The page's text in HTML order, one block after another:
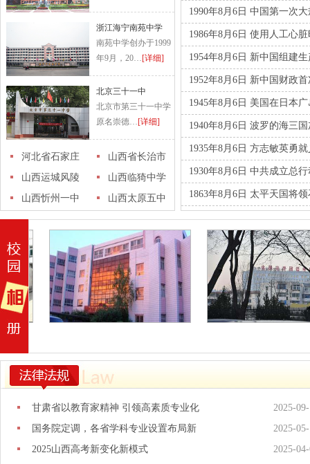
浙江海宁南苑中学
南苑中学创办于1999
年9月，20…[详细]
北京三十一中
北京市第三十一中学
原名崇德…[详细]
河北省石家庄
市第五十中学
山西省长治市
潞城市第四中
学
山西运城风陵
渡中学
山西临猗中学
山西忻州一中
山西太原五中
1990年8月6日 中国第一次
1986年8月6日 使用人工心
1954年8月6日 新中国组建
1952年8月6日 新中国财政
1945年8月6日 美国在日本
1940年8月6日 波罗的海三
1935年8月6日 方志敏英勇就
1930年8月6日 中共成立总
1863年8月6日 太平天国将
2025-
甘肃省以教育家精神 引领高素质专业化
2025-
国务院定调，各省学科专业设置布局新
2025-
2025山西高考新变化新模式